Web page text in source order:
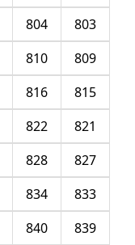
803
804
809
810
815
816
821
822
827
828
833
834
839
840